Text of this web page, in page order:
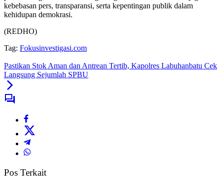
kebebasan pers, transparansi, serta kepentingan publik dalam
kehidupan demokrasi.
(REDHO)
Tag: Fokusinvestigasi.com
Pastikan Stok Aman dan Antrean Tertib, Kapolres Labuhanbatu Cek
Langsung Sejumlah SPBU
Pos Terkait